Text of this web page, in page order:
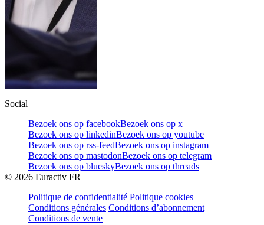
Social
Bezoek ons op facebookBezoek ons op x
Bezoek ons op linkedinBezoek ons op youtube
Bezoek ons op rss-feedBezoek ons op instagram
Bezoek ons op mastodonBezoek ons op telegram
Bezoek ons op blueskyBezoek ons op threads
© 2026 Euractiv FR
Politique de confidentialité Politique cookies
Conditions générales Conditions d’abonnement
Conditions de vente